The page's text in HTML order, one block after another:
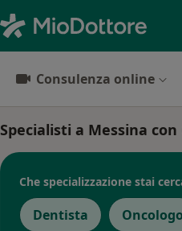
Consulenza online
Specialisti a Messina
Che specializzazione stai
Dentista Oncologo